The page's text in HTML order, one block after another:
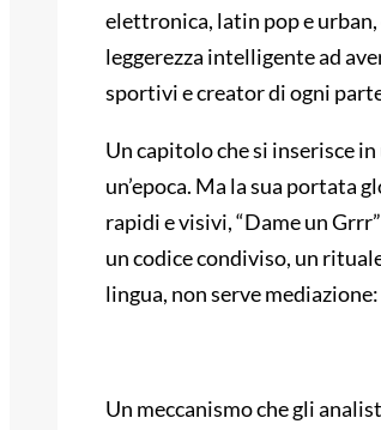
elettronica, latin pop e
leggerezza intelligente ad
sportivi e creator di ogni
Un capitolo che si inserisce
un’epoca. Ma la sua portata
rapidi e visivi, “Dame un
un codice condiviso, un
lingua, non serve
Un meccanismo che gli